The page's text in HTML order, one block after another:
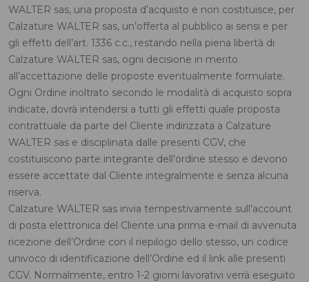
WALTER sas, una proposta d’acquisto e non costituisce, per
Calzature WALTER sas, un’offerta al pubblico ai sensi e per
gli effetti dell’art. 1336 c.c., restando nella piena libertà di
Calzature WALTER sas, ogni decisione in merito
all’accettazione delle proposte eventualmente formulate.
Ogni Ordine inoltrato secondo le modalità di acquisto sopra
indicate, dovrà intendersi a tutti gli effetti quale proposta
contrattuale da parte del Cliente indirizzata a Calzature
WALTER sas e disciplinata dalle presenti CGV, che
costituiscono parte integrante dell’ordine stesso e devono
essere accettate dal Cliente integralmente e senza alcuna
riserva.
Calzature WALTER sas invia tempestivamente sull’account
di posta elettronica del Cliente una prima e-mail di avvenuta
ricezione dell’Ordine con il riepilogo dello stesso, un codice
univoco di identificazione dell’Ordine ed il link alle presenti
CGV. Normalmente, entro 1-2 giorni lavorativi verrà eseguito